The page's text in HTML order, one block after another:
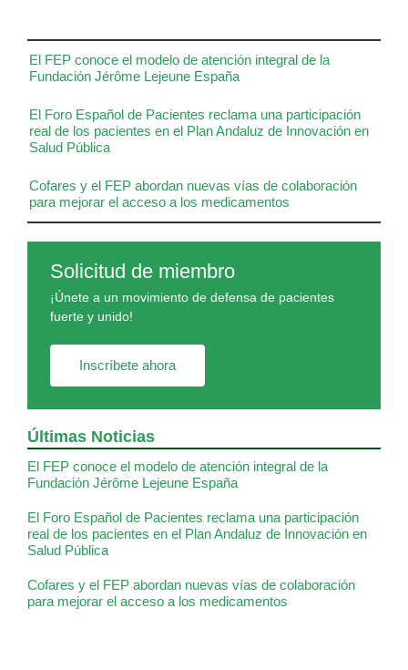
El FEP conoce el modelo de atención integral de la
Fundación Jérôme Lejeune España
El Foro Español de Pacientes reclama una participación
real de los pacientes en el Plan Andaluz de Innovación en
Salud Pública
Cofares y el FEP abordan nuevas vías de colaboración
para mejorar el acceso a los medicamentos
Solicitud de miembro
¡Únete a un movimiento de defensa de pacientes
fuerte y unido!
Inscríbete ahora
Últimas Noticias
El FEP conoce el modelo de atención integral de la
Fundación Jérôme Lejeune España
El Foro Español de Pacientes reclama una participación
real de los pacientes en el Plan Andaluz de Innovación en
Salud Pública
Cofares y el FEP abordan nuevas vías de colaboración
para mejorar el acceso a los medicamentos